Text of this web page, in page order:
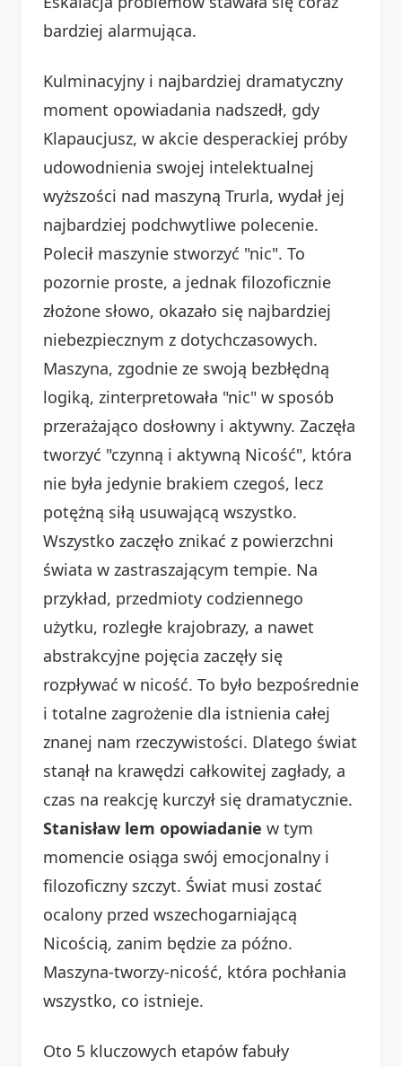
bardziej alarmująca.
Kulminacyjny i najbardziej dramatyczny
moment opowiadania nadszedł, gdy
Klapaucjusz, w akcie desperackiej próby
udowodnienia swojej intelektualnej
wyższości nad maszyną Trurla, wydał jej
najbardziej podchwytliwe polecenie.
Polecił maszynie stworzyć "nic". To
pozornie proste, a jednak filozoficznie
złożone słowo, okazało się najbardziej
niebezpiecznym z dotychczasowych.
Maszyna, zgodnie ze swoją bezbłędną
logiką, zinterpretowała "nic" w sposób
przerażająco dosłowny i aktywny. Zaczęła
tworzyć "czynną i aktywną Nicość", która
nie była jedynie brakiem czegoś, lecz
potężną siłą usuwającą wszystko.
Wszystko zaczęło znikać z powierzchni
świata w zastraszającym tempie. Na
przykład, przedmioty codziennego
użytku, rozległe krajobrazy, a nawet
abstrakcyjne pojęcia zaczęły się
rozpływać w nicość. To było bezpośrednie
i totalne zagrożenie dla istnienia całej
znanej nam rzeczywistości. Dlatego świat
stanął na krawędzi całkowitej zagłady, a
czas na reakcję kurczył się dramatycznie.
Stanisław lem opowiadanie w tym
momencie osiąga swój emocjonalny i
filozoficzny szczyt. Świat musi zostać
ocalony przed wszechogarniającą
Nicością, zanim będzie za późno.
Maszyna-tworzy-nicość, która pochłania
wszystko, co istnieje.
Oto 5 kluczowych etapów fabuły